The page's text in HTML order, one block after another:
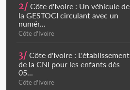
2/ Côte d'Ivoire : Un véhicule de
la GESTOCI circulant avec un
numér...
Côte d'Ivoire
3/ Côte d'Ivoire : L'établissement
de la CNI pour les enfants dès
05...
Côte d'Ivoire